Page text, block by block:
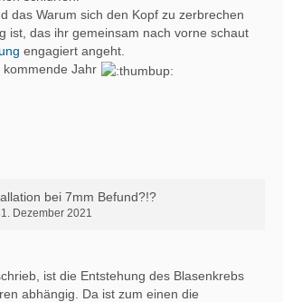
das Warum sich den Kopf zu zerbrechen
ist, das ihr gemeinsam nach vorne schaut
engagiert angeht.
Jahr
bei 7mm Befund?!?
Dezember 2021
ist die Entstehung des Blasenkrebs
abhängig. Da ist zum einen die